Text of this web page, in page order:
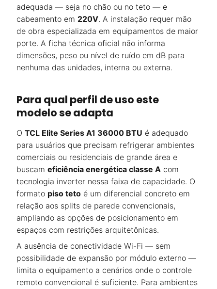
adequada — seja no chão ou no teto — e
cabeamento em 220V. A instalação requer mão
de obra especializada em equipamentos de maior
porte. A ficha técnica oficial não informa
dimensões, peso ou nível de ruído em dB para
nenhuma das unidades, interna ou externa.
Para qual perfil de uso este
modelo se adapta
O TCL Elite Series A1 36000 BTU é adequado
para usuários que precisam refrigerar ambientes
comerciais ou residenciais de grande área e
buscam eficiência energética classe A com
tecnologia inverter nessa faixa de capacidade. O
formato piso teto é um diferencial concreto em
relação aos splits de parede convencionais,
ampliando as opções de posicionamento em
espaços com restrições arquitetônicas.
A ausência de conectividade Wi-Fi — sem
possibilidade de expansão por módulo externo —
limita o equipamento a cenários onde o controle
remoto convencional é suficiente. Para ambientes